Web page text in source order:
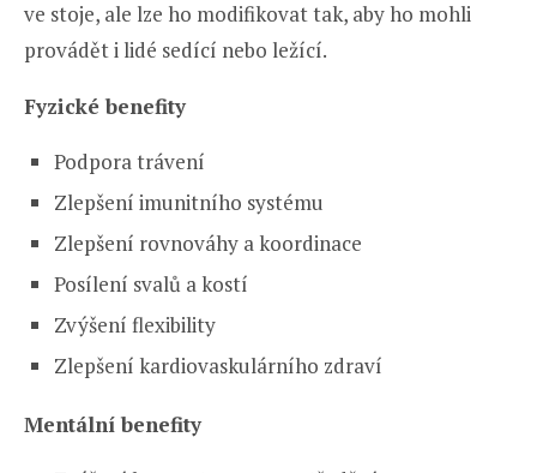
ve stoje, ale lze ho modifikovat tak, aby ho mohli
provádět i lidé sedící nebo ležící.
Fyzické benefity
Podpora trávení
Zlepšení imunitního systému
Zlepšení rovnováhy a koordinace
Posílení svalů a kostí
Zvýšení flexibility
Zlepšení kardiovaskulárního zdraví
Mentální benefity